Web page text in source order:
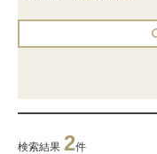
検索結果 2件